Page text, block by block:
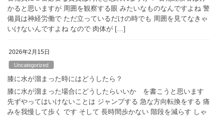
かると思いますが 周囲を観察する眼 みたいなものなんですよね 警
備員は神経労働で ただ立っているだけの時でも 周囲を見てなきゃ
いけないんですよね なので 肉体が […]
2026年2月15日
Uncategorized
膝に水が溜まった時にはどうしたら？
膝に水が溜まった場合にどうしたらいいか を書こうと思います
先ずやってはいけないことは ジャンプする 急な方向転換をする 痛
みを我慢して歩く です そして 長時間歩かない 階段を減らす しゃ